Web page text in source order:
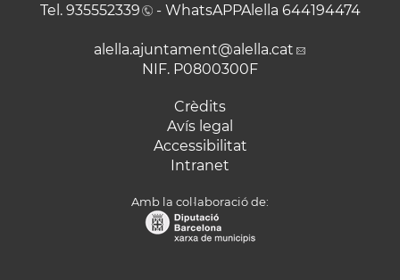
Tel. 935552339 - WhatsAPPAlella 644194474
alella.ajuntament@alella.cat
NIF. P0800300F
Crèdits
Avís legal
Accessibilitat
Intranet
Amb la col·laboració de: